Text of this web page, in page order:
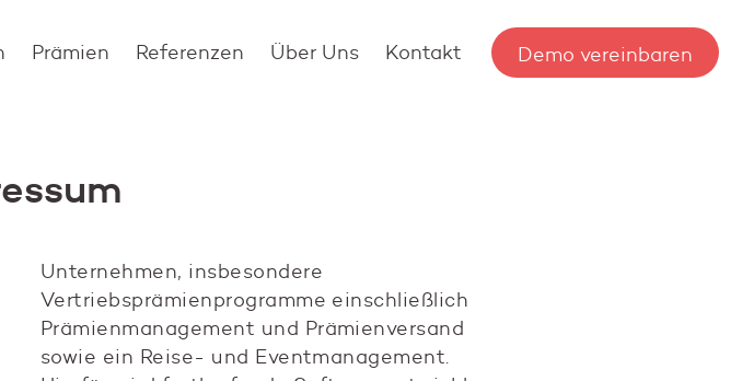
Prämien Referenzen Über Uns Kontakt Demo vereinbaren
Unternehmen, insbesondere
Vertriebsprämienprogramme einschließlich
Prämienmanagement und Prämienversand
sowie ein Reise- und Eventmanagement.